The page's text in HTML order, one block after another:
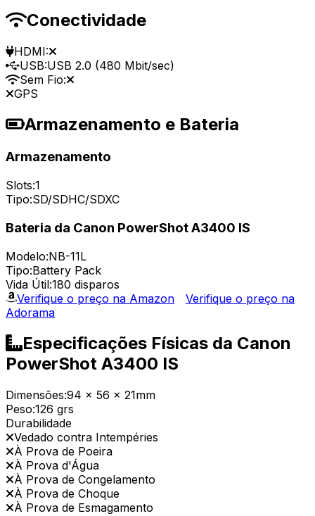
Conectividade
HDMI:
USB:USB 2.0 (480 Mbit/sec)
Sem Fio:
GPS
Armazenamento e Bateria
Armazenamento
Slots:1
Tipo:SD/SDHC/SDXC
Bateria da Canon PowerShot A3400 IS
Modelo:NB-11L
Tipo:Battery Pack
Vida Útil:180 disparos
Verifique o preço na Amazon
Verifique o preço na
Adorama
Especificações Físicas da Canon
PowerShot A3400 IS
Dimensões:94 x 56 x 21mm
Peso:126 grs
Durabilidade
Vedado contra Intempéries
À Prova de Poeira
À Prova d'Água
À Prova de Congelamento
À Prova de Choque
À Prova de Esmagamento